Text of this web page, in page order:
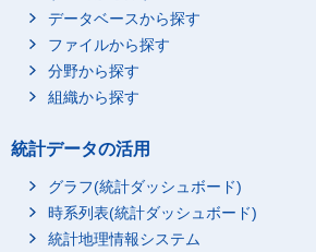
データベースから探す
ファイルから探す
分野から探す
組織から探す
統計データの活用
グラフ(統計ダッシュボード)
時系列表(統計ダッシュボード)
統計地理情報システム